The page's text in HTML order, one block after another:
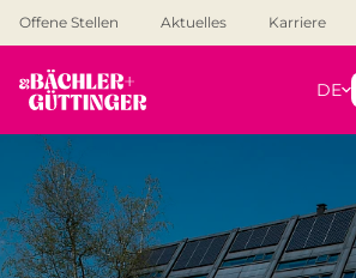
Offene Stellen Aktuelles Karriere
DE